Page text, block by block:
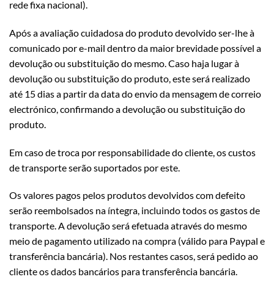
rede fixa nacional).
Após a avaliação cuidadosa do produto devolvido ser-lhe à
comunicado por e-mail dentro da maior brevidade possível a
devolução ou substituição do mesmo. Caso haja lugar à
devolução ou substituição do produto, este será realizado
até 15 dias a partir da data do envio da mensagem de correio
electrónico, confirmando a devolução ou substituição do
produto.
Em caso de troca por responsabilidade do cliente, os custos
de transporte serão suportados por este.
Os valores pagos pelos produtos devolvidos com defeito
serão reembolsados na íntegra, incluindo todos os gastos de
transporte. A devolução será efetuada através do mesmo
meio de pagamento utilizado na compra (válido para Paypal e
transferência bancária). Nos restantes casos, será pedido ao
cliente os dados bancários para transferência bancária.